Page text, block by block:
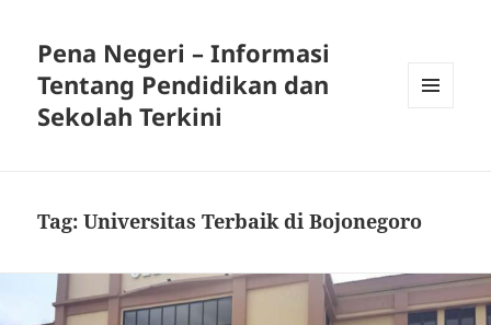
Pena Negeri – Informasi
Tentang Pendidikan dan
Sekolah Terkini
Tag:Universitas Terbaik di Bojonegoro